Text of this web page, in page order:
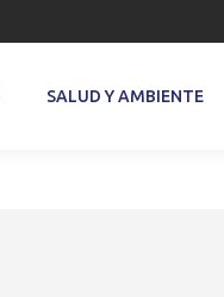
SALUD Y AMBIENTE